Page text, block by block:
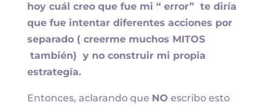
hoy cuál creo que fue mi “ error” te diría
que fue intentar diferentes acciones por
separado ( creerme muchos MITOS
también) y no construir mi propia
estrategía.
Entonces, aclarando que NO escribo esto